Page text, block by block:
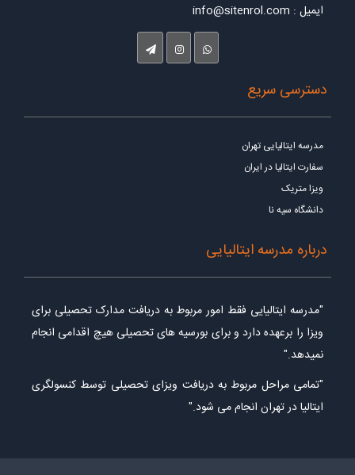
ایمیل : info@sitenrol.com
دسترسی سریع
مدرسه ایتالیایی تهران
سفارت ایتالیا در ایران
ویزا متریک
دانشگاه سیه نا
درباره مدرسه ایتالیایی
"مدرسه ایتالیایی فقط امور مربوط به دریافت مدارک تحصیلی برای
ویزا را برعهده دارد و برای بورسیه های تحصیلی هیچ اقدامی انجام
نمیدهد."
"تمامی مراحل مربوط به دریافت ویزای تحصیلی توسط کنسولگری
ایتالیا در تهران انجام می شود."